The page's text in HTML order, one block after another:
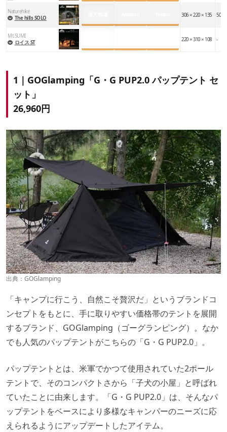
Naturehike
The hills SOLO
306 × 220 × 135 50 ×
Mt.SUMI
ロイス ST
220 × 310 × 108 -
1｜GOGlamping「G・G PUP2.0 パップテント セ
ット」
26,960円
出典： GOGlamping
「キャンプに行こう、自然こそ贅沢だ」というブランドコ
ンセプトをもとに、手に取りやすい価格帯のテントを展開
するブランド、GOGlamping（ゴーグランピング）。なか
でも人気のパップテントがこちらの「G・G PUP2.0」。
パップテントとは、米軍でかつて使用されていた2ポール
テントで、そのコンパクトさから「子犬の小屋」と呼ばれ
ていたことに由来します。「G・G PUP2.0」は、そんなパ
ップテントをベースにより多様なキャンパーのニーズに応
えられるようにアップデートしたアイテム。